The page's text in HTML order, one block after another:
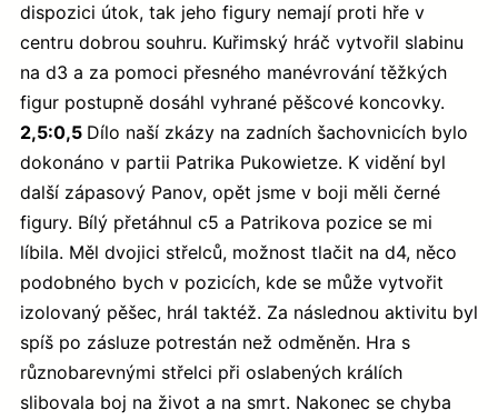
dispozici útok, tak jeho figury nemají proti hře v
centru dobrou souhru. Kuřimský hráč vytvořil slabinu
na d3 a za pomoci přesného manévrování těžkých
figur postupně dosáhl vyhrané pěšcové koncovky.
2,5:0,5 Dílo naší zkázy na zadních šachovnicích bylo
dokonáno v partii Patrika Pukowietze. K vidění byl
další zápasový Panov, opět jsme v boji měli černé
figury. Bílý přetáhnul c5 a Patrikova pozice se mi
líbila. Měl dvojici střelců, možnost tlačit na d4, něco
podobného bych v pozicích, kde se může vytvořit
izolovaný pěšec, hrál taktéž. Za následnou aktivitu byl
spíš po zásluze potrestán než odměněn. Hra s
různobarevnými střelci při oslabených králích
slibovala boj na život a na smrt. Nakonec se chyba